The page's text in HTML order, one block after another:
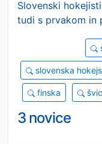
Slovenski
tudi s prvakom in
slovenska
finska
3 novice